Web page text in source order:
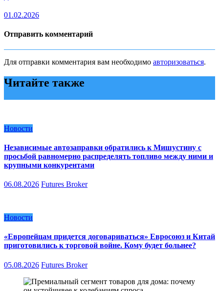
01.02.2026
Отправить комментарий
Для отправки комментария вам необходимо авторизоваться.
Читайте также
Новости
Независимые автозаправки обратились к Мишустину с
просьбой равномерно распределять топливо между ними и
крупными конкурентами
06.08.2026 Futures Broker
Новости
«Европейцам придется договариваться» Евросоюз и Китай
приготовились к торговой войне. Кому будет больнее?
05.08.2026 Futures Broker